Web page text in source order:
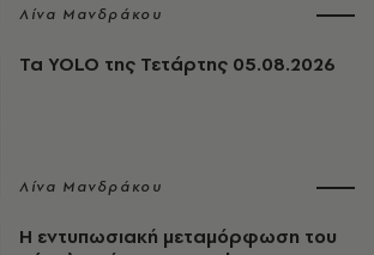
Λίνα Μανδράκου
Τα YOLO της Τετάρτης 05.08.2026
Λίνα Μανδράκου
Η εντυπωσιακή μεταμόρφωση του